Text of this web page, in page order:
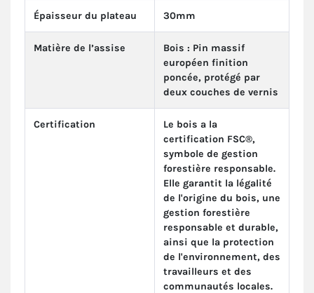
Épaisseur du plateau 30mm
Matière de l’assise
Bois : Pin massif
européen finition
poncée, protégé par
deux couches de vernis
Certification
Le bois a la
certification FSC®,
symbole de gestion
forestière responsable.
Elle garantit la légalité
de l'origine du bois, une
gestion forestière
responsable et durable,
ainsi que la protection
de l'environnement, des
travailleurs et des
communautés locales.